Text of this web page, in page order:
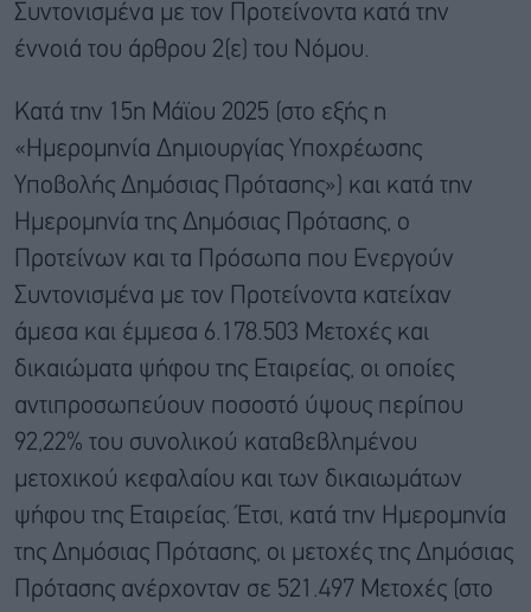
Συντονισμένα με τον Προτείνοντα κατά την
έννοιά του άρθρου 2(ε) του Νόμου.
Κατά την 15η Μάϊου 2025 (στο εξής η
«Ημερομηνία Δημιουργίας Υποχρέωσης
Υποβολής Δημόσιας Πρότασης») και κατά την
Ημερομηνία της Δημόσιας Πρότασης, ο
Προτείνων και τα Πρόσωπα που Ενεργούν
Συντονισμένα με τον Προτείνοντα κατείχαν
άμεσα και έμμεσα 6.178.503 Μετοχές και
δικαιώματα ψήφου της Εταιρείας, οι οποίες
αντιπροσωπεύουν ποσοστό ύψους περίπου
92,22% του συνολικού καταβεβλημένου
μετοχικού κεφαλαίου και των δικαιωμάτων
ψήφου της Εταιρείας. Έτσι, κατά την Ημερομηνία
της Δημόσιας Πρότασης, οι μετοχές της Δημόσιας
Πρότασης ανέρχονταν σε 521.497 Μετοχές (στο